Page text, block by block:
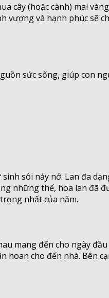
cây (hoặc cành) mai
vượng và hạnh phúc sẽ
sức sống, giúp con
sôi nảy nở. Lan đa
những thế, hoa lan đã
nhất của năm.
mang đến cho ngày
cho đến nhà. Bên